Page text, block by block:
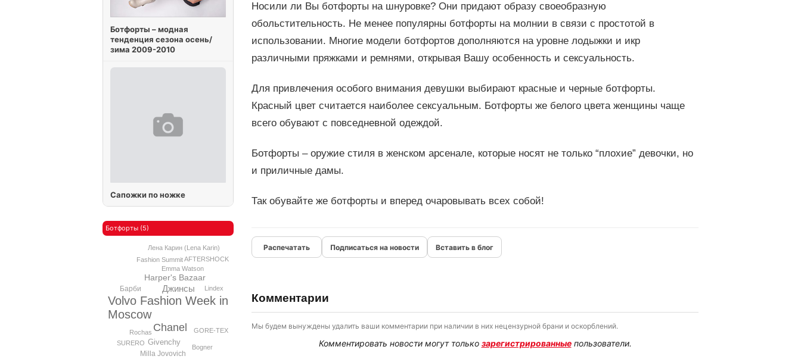
Ботфорты – модная
тенденция сезона осень/
зима 2009-2010
Сапожки по ножке
Ботфорты (5)
Volvo Fashion Week in
Moscow
Chanel
Джинсы
Harper's Bazaar
Givenchy
Барби
Milla Jovovich
Emma Watson
Fashion Summit
Rochas GORE-TEX
Bogner
AFTERSHOCK
Лена Карин (Lena Karin)
Lindex
SURERO
Носили ли Вы ботфорты на шнуровке? Они придают образу своеобразную
обольстительность. Не менее популярны ботфорты на молнии в связи с простотой в
использовании. Многие модели ботфортов дополняются на уровне лодыжки и икр
различными пряжками и ремнями, открывая Вашу особенность и сексуальность.
Для привлечения особого внимания девушки выбирают красные и черные ботфорты.
Красный цвет считается наиболее сексуальным. Ботфорты же белого цвета женщины чаще
всего обувают с повседневной одеждой.
Ботфорты – оружие стиля в женском арсенале, которые носят не только “плохие” девочки, но
и приличные дамы.
Так обувайте же ботфорты и вперед очаровывать всех собой!
Подписаться на новости Вставить в блог
Комментарии
Мы будем вынуждены удалить ваши комментарии при наличии в них нецензурной брани и оскорблений.
Комментировать новости могут только зарегистрированныепользователи.